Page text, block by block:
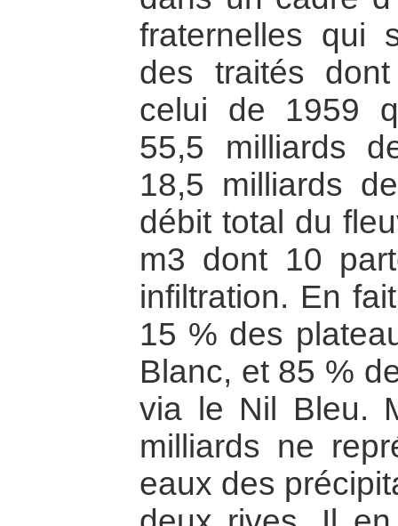
fraternelles qui
des traités
celui de 1959
55,5 milliards
18,5 milliards
débit total du
m3 dont 10
infiltration. En
15 % des
Blanc, et 85 %
via le Nil Bleu.
milliards ne
eaux des